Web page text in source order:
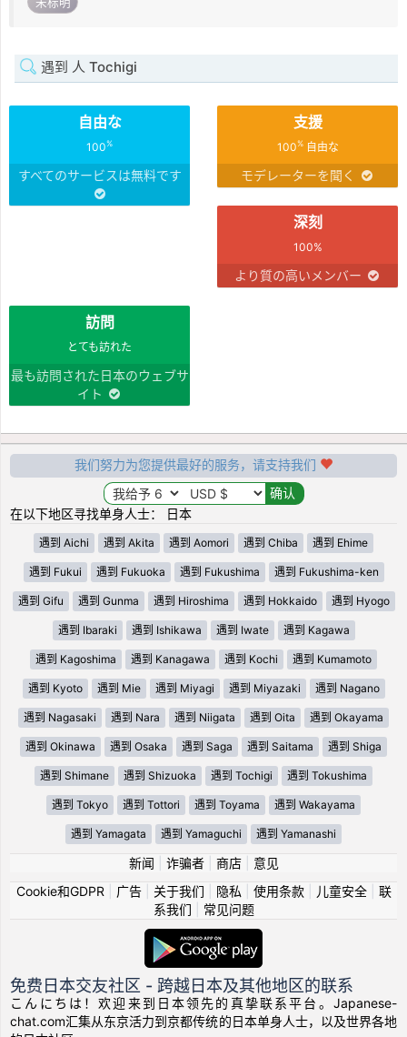
遇到 人 Tochigi
自由な
100%
すべてのサービスは無料です
支援
100%自由な
モデレーターを聞く
深刻
100%
より質の高いメンバー
訪問
とても訪れた
最も訪問された日本のウェブサ
イト
我们努力为您提供最好的服务，请支持我们
在以下地区寻找单身人士： 日本
遇到 Aichi 遇到 Akita 遇到 Aomori 遇到 Chiba 遇到 Ehime
遇到 Fukui 遇到 Fukuoka 遇到 Fukushima 遇到 Fukushima-ken
遇到 Gifu 遇到 Gunma 遇到 Hiroshima 遇到 Hokkaido 遇到 Hyogo
遇到 Ibaraki 遇到 Ishikawa 遇到 Iwate 遇到 Kagawa
遇到 Kagoshima 遇到 Kanagawa 遇到 Kochi 遇到 Kumamoto
遇到 Kyoto 遇到 Mie 遇到 Miyagi 遇到 Miyazaki 遇到 Nagano
遇到 Nagasaki 遇到 Nara 遇到 Niigata 遇到 Oita 遇到 Okayama
遇到 Okinawa 遇到 Osaka 遇到 Saga 遇到 Saitama 遇到 Shiga
遇到 Shimane 遇到 Shizuoka 遇到 Tochigi 遇到 Tokushima
遇到 Tokyo 遇到 Tottori 遇到 Toyama 遇到 Wakayama
遇到 Yamagata 遇到 Yamaguchi 遇到 Yamanashi
新闻 诈骗者| 商店| 意见
Cookie和GDPR
广告| 关于我们 隐私 使用条款| 儿童安全| 联
系我们
常见问题
免费日本交友社区 - 跨越日本及其他地区的联系
こんにちは！欢迎来到日本领先的真挚联系平台。Japanese-
chat.com汇集从东京活力到京都传统的日本单身人士，以及世界各地